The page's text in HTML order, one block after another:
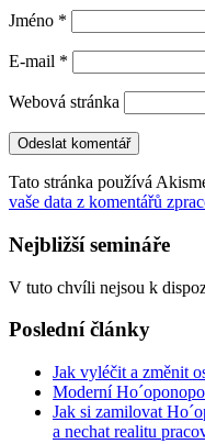
Jméno *
E-mail *
Webová stránka
Tato stránka používá
vaše data z komentářů
Nejbližší semináře
V tuto chvíli nejsou k
Poslední články
Jak vyléčit a změnit
Moderní
Jak si zamilovat
a nechat realitu